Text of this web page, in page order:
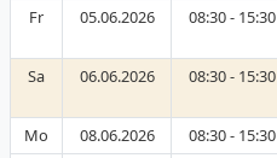
Fr 05.06.2026 08:30 - 15:30
Sa 06.06.2026 08:30 - 15:30
Mo 08.06.2026 08:30 - 15:30